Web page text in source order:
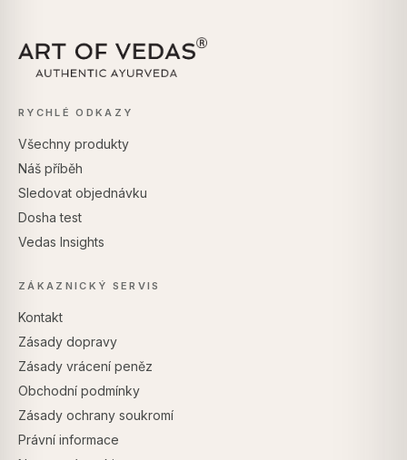
RYCHLÉ ODKAZY
Všechny produkty
Náš příběh
Sledovat objednávku
Dosha test
Vedas Insights
ZÁKAZNICKÝ SERVIS
Kontakt
Zásady dopravy
Zásady vrácení peněz
Obchodní podmínky
Zásady ochrany soukromí
Právní informace